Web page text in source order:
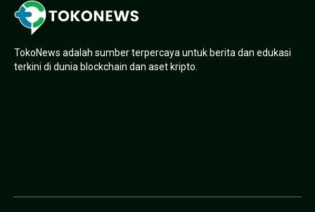
TokoNews adalah sumber terpercaya untuk berita dan edukasi
terkini di dunia blockchain dan aset kripto.